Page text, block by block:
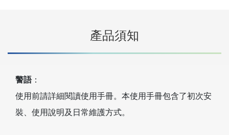
產品須知
警語：
使用前請詳細閱讀使用手冊。本使用手冊包含了初次安
裝、使用說明及日常維護方式。